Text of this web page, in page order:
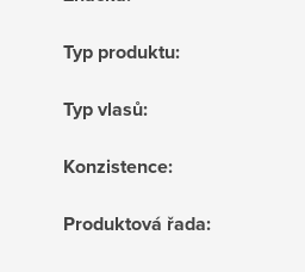
Typ produktu:
Typ vlasů:
Konzistence:
Produktová řada: